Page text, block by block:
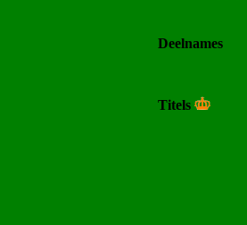
Deelnames
Titels